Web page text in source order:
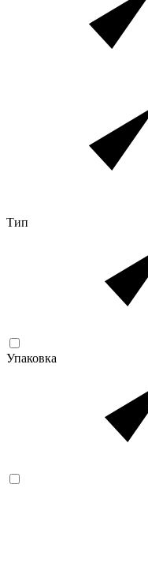
Тип
Упаковка